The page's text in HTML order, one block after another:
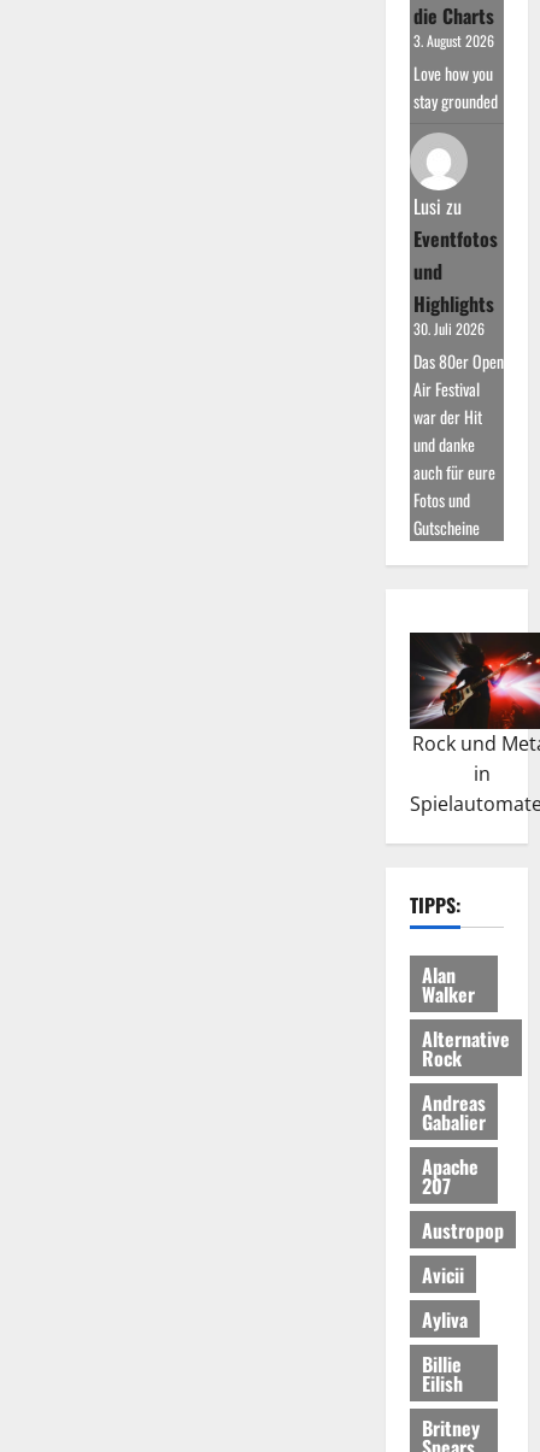
die Charts
3. August 2026
Love how you
stay grounded
Lusi zu
Eventfotos
und
Highlights
30. Juli 2026
Das 80er Open
Air Festival
war der Hit
und danke
auch für eure
Fotos und
Gutscheine
Rock und
in
TIPPS:
Alan
Walker
Alternative
Rock
Andreas
Gabalier
Apache
207
Austropop
Avicii
Ayliva
Billie
Eilish
Britney